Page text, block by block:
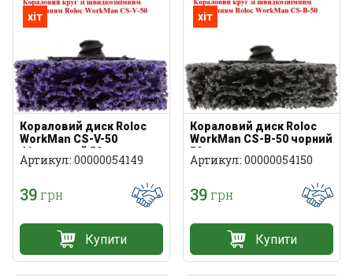
хіт
Кораловий диск Roloc
WorkMan CS-V-50
фіолетовий 50 мм
Артикул: 00000054149
39грн
Купити
хіт
Кораловий диск Roloc
WorkMan CS-B-50 чорний
50 мм
Артикул: 00000054150
39грн
Купити